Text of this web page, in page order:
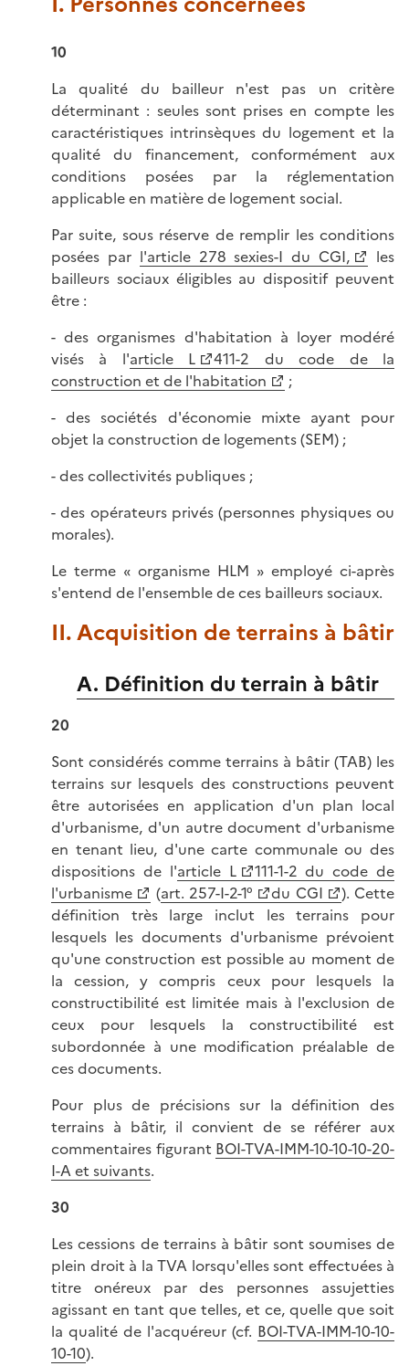
10
La qualité du bailleur n'est pas un critère
déterminant : seules sont prises en compte les
caractéristiques intrinsèques du logement et la
qualité du financement, conformément aux
conditions posées par la réglementation
applicable en matière de logement social.
Par suite, sous réserve de remplir les conditions
posées par l'article 278 sexies-I du CGI,
les
bailleurs sociaux éligibles au dispositif peuvent
être :
- des organismes d'habitation à loyer modéré
visés à l'article L
411-2 du code de la
construction et de l'habitation
;
- des sociétés d'économie mixte ayant pour
objet la construction de logements (SEM) ;
- des collectivités publiques ;
- des opérateurs privés (personnes physiques ou
morales).
Le terme « organisme HLM » employé ci-après
s'entend de l'ensemble de ces bailleurs sociaux.
II. Acquisition de terrains à bâtir
A. Définition du terrain à bâtir
20
Sont considérés comme terrains à bâtir (TAB) les
terrains sur lesquels des constructions peuvent
être autorisées en application d'un plan local
d'urbanisme, d'un autre document d'urbanisme
en tenant lieu, d'une carte communale ou des
dispositions de l'article L
111-1-2 du code de
l'urbanisme
(art. 257-I-2-1° du CGI
). Cette
définition très large inclut les terrains pour
lesquels les documents d'urbanisme prévoient
qu'une construction est possible au moment de
la cession, y compris ceux pour lesquels la
constructibilité est limitée mais à l'exclusion de
ceux pour lesquels la constructibilité est
subordonnée à une modification préalable de
ces documents.
Pour plus de précisions sur la définition des
terrains à bâtir, il convient de se référer aux
commentaires figurant BOI-TVA-IMM-10-10-10-20-
I-A et suivants.
30
Les cessions de terrains à bâtir sont soumises de
plein droit à la TVA lorsqu'elles sont effectuées à
titre onéreux par des personnes assujetties
agissant en tant que telles, et ce, quelle que soit
la qualité de l'acquéreur (cf. BOI-TVA-IMM-10-10-
10-10).